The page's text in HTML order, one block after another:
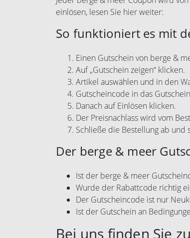
einlösen, lesen Sie hier weiter:
So funktioniert es mit
Einen Gutschein von berge &
Auf „Gutschein zeigen“ klicken.
Artikel auswählen und in den
Gutscheincode in das
Danach auf Einlösen klicken.
Der Preisnachlass wird vom
Schließe die Bestellung ab und
Der berge & meer
Ist der berge & meer
Wurde der Rabattcode richtig
Der Gutscheincode ist nur
Ist der Gutschein an
Bei uns finden Sie